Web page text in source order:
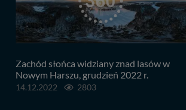
Zachód słońca widziany znad lasów w
Nowym Harszu, grudzień 2022 r.
14.12.2022 2803
umożliwia Ci skasowanie tych plików - w